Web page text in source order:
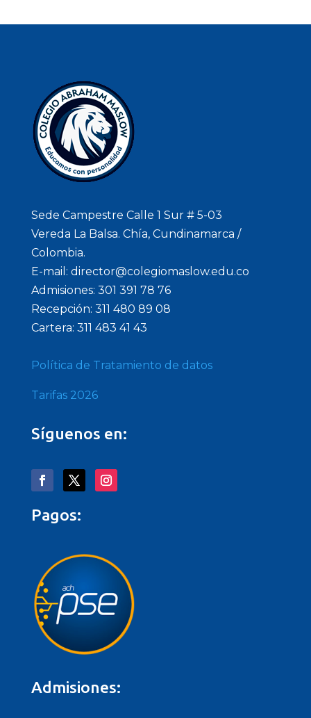
Sede Campestre Calle 1 Sur # 5-03
Vereda La Balsa. Chía, Cundinamarca /
Colombia.
E-mail: director@colegiomaslow.edu.co
Admisiones: 301 391 78 76
Recepción: 311 480 89 08
Cartera: 311 483 41 43
Política de Tratamiento de datos
Tarifas 2026
Síguenos en:
Pagos:
Admisiones: